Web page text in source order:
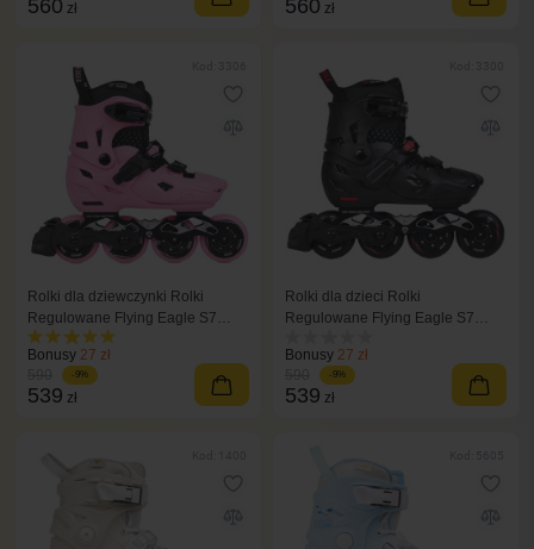
560 zł 560 zł
Rolki dla dziewczynki Rolki
Regulowane Flying Eagle S7
Nimbus różowe
Bonusy 27 zł
-9%
539 zł
Rolki dla dzieci Rolki
Regulowane Flying Eagle S7
Bonusy 27 zł
-9%
539 zł